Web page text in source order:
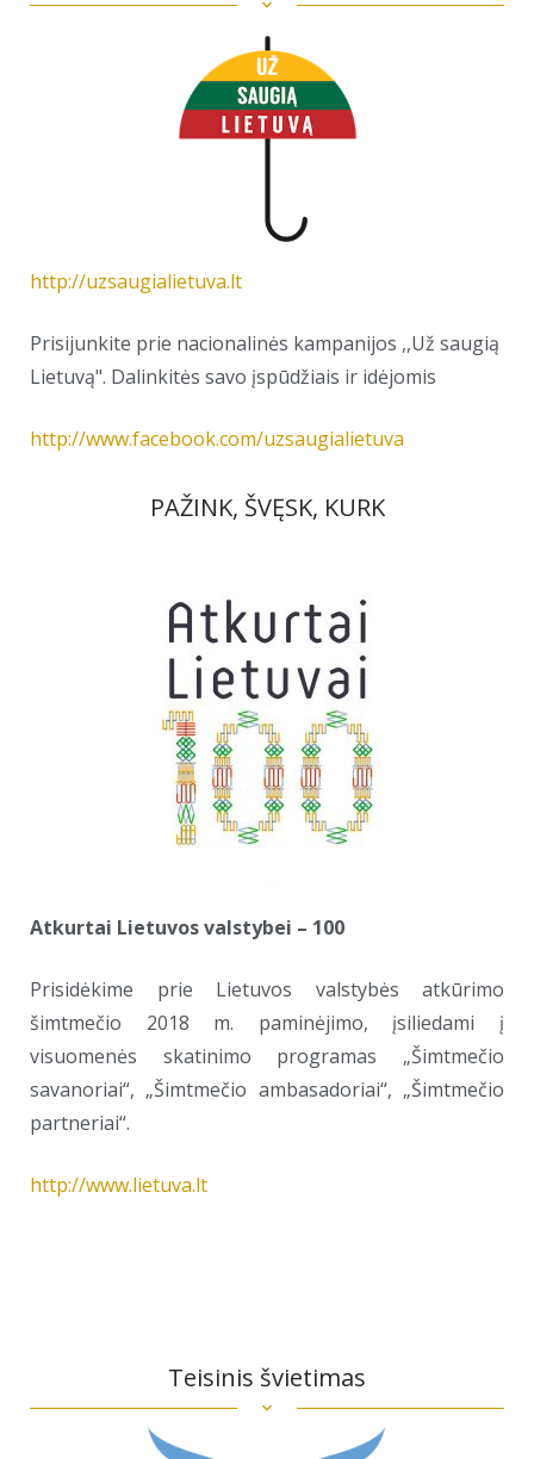
http://uzsaugialietuva.lt
Prisijunkite prie nacionalinės kampanijos ,,Už saugią
Lietuvą". Dalinkitės savo įspūdžiais ir idėjomis
http://www.facebook.com/uzsaugialietuva
PAŽINK, ŠVĘSK, KURK
Atkurtai Lietuvos valstybei – 100
Prisidėkime prie Lietuvos valstybės atkūrimo
šimtmečio 2018 m. paminėjimo, įsiliedami į
visuomenės skatinimo programas „Šimtmečio
savanoriai“, „Šimtmečio ambasadoriai“, „Šimtmečio
partneriai“.
http://www.lietuva.lt
Teisinis švietimas